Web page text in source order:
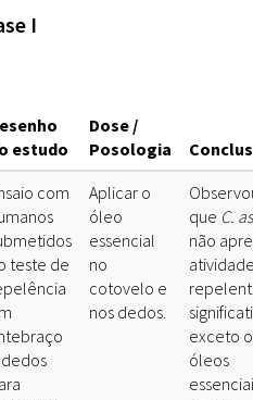
I
estudo
Dose /
Posologia
com
teste de
Aplicar o
óleo
essencial
no
cotovelo e
nos dedos.
que C.
não
exceto
óleos